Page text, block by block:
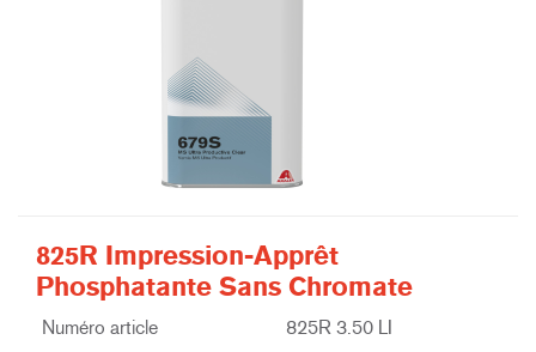
825R Impression-Apprêt
Phosphatante Sans Chromate
Numéro article 825R 3.50 LI